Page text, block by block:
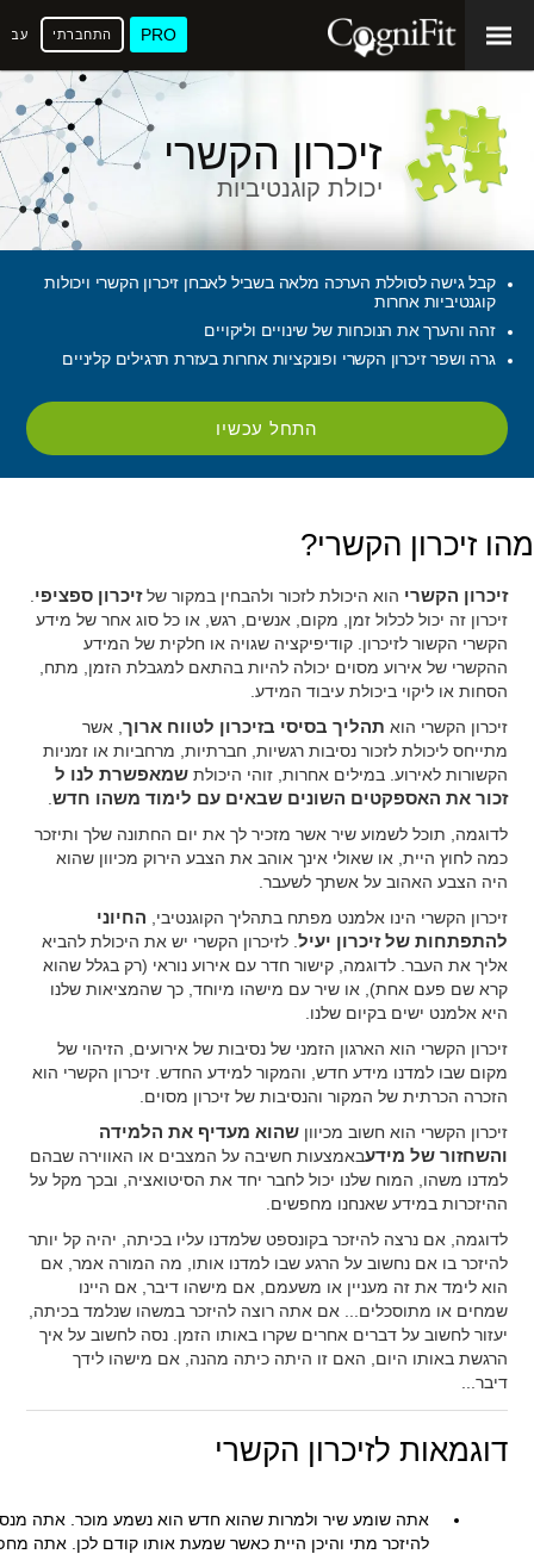
PRO התחברתי
זיכרון הקשרי
יכולת קוגנטיביות
קבל גישה לסוללת הערכה מלאה בשביל לאבחן זיכרון הקשרי ויכולות
קוגנטיביות אחרות
זהה והערך את הנוכחות של שינויים וליקויים
גרה ושפר זיכרון הקשרי ופונקציות אחרות בעזרת תרגילים קליניים
התחל עכשיו
מהו זיכרון הקשרי?
זיכרון הקשרי הוא היכולת לזכור ולהבחין במקור שלזיכרון ספציפי
זיכרון זה יכול לכלול זמן, מקום, אנשים, רגש, או כל סוג אחר של מידע
הקשרי הקשור לזיכרון. קודיפיקציה שגויה או חלקית של המידע
ההקשרי של אירוע מסוים יכולה להיות בהתאם למגבלת הזמן, מתח,
הסחות או ליקוי ביכולת עיבוד המידע.
זיכרון הקשרי הוא תהליך בסיסי בזיכרון לטווח ארוך , אשר
מתייחס ליכולת לזכור נסיבות רגשיות, חברתיות, מרחביות או זמניות
הקשורות לאירוע. במילים אחרות, זוהי היכולתשמאפשרת לנו ל
זכור את האספקטים השונים שבאים עם לימוד משהו חדש
לדוגמה, תוכל לשמוע שיר אשר מזכיר לך את יום החתונה שלך ותיזכר
כמה לחוץ היית, או שאולי אינך אוהב את הצבע הירוק מכיוון שהוא
היה הצבע האהוב על אשתך לשעבר.
זיכרון הקשרי הינו אלמנט מפתח בתהליך הקוגנטיבי, החיוני
להתפתחות של זיכרון יעיל . לזיכרון הקשרי יש את היכולת להביא
אליך את העבר. לדוגמה, קישור חדר עם אירוע נוראי (רק בגלל שהוא
קרא שם פעם אחת), או שיר עם מישהו מיוחד, כך שהמציאות שלנו
היא אלמנט ישים בקיום שלנו.
זיכרון הקשרי הוא הארגון הזמני של נסיבות של אירועים, הזיהוי של
מקום שבו למדנו מידע חדש, והמקור למידע החדש. זיכרון הקשרי הוא
הזכרה הכרתית של המקור והנסיבות של זיכרון מסוים.
זיכרון הקשרי הוא חשוב מכיווןשהוא מעדיף את הלמידה
והשחזור של מידעבאמצעות חשיבה על המצבים או האווירה שבהם
למדנו משהו, המוח שלנו יכול לחבר יחד את הסיטואציה, ובכך מקל על
ההיזכרות במידע שאנחנו מחפשים.
לדוגמה, אם נרצה להיזכר בקונספט שלמדנו עליו בכיתה, יהיה קל יותר
להיזכר בו אם נחשוב על הרגע שבו למדנו אותו, מה המורה אמר, אם
הוא לימד את זה מעניין או משעמם, אם מישהו דיבר, אם היינו
שמחים או מתוסכלים... אם אתה רוצה להיזכר במשהו שנלמד בכיתה,
יעזור לחשוב על דברים אחרים שקרו באותו הזמן. נסה לחשוב על איך
הרגשת באותו היום, האם זו היתה כיתה מהנה, אם מישהו לידך
דיבר...
דוגמאות לזיכרון הקשרי
אתה שומע שיר ולמרות שהוא חדש הוא נשמע מוכר. אתה
להיזכר מתי והיכן היית כאשר שמעת אותו קודם לכן. אתה